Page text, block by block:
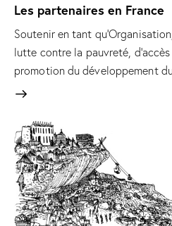
Les partenaires en France
Soutenir en tant
lutte contre la pauvreté,
promotion du développement